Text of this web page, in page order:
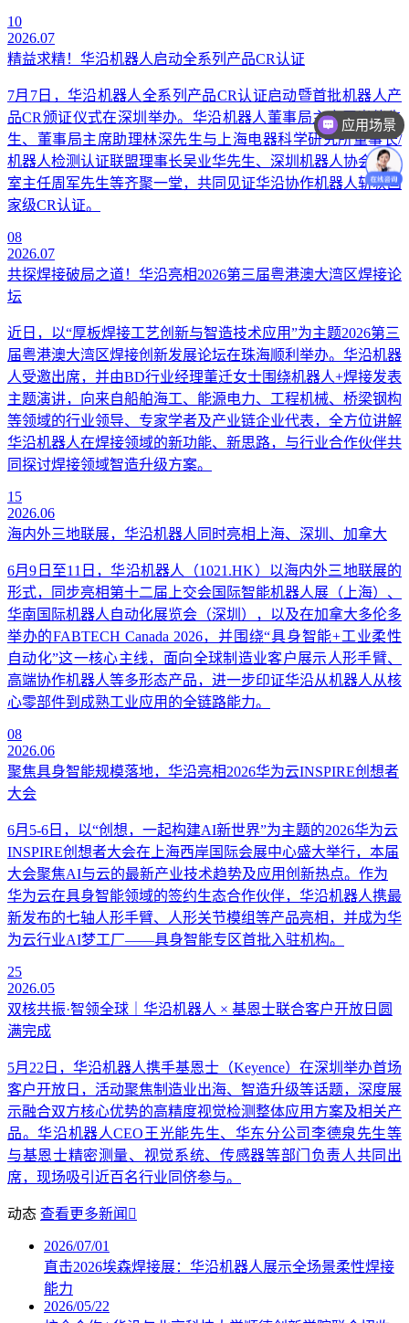
10
2026.07
精益求精！华沿机器人启动全系列产品CR认证
7月7日，华沿机器人全系列产品CR认证启动暨首批机器人产
品CR颁证仪式在深圳举办。华沿机器人董事局主席王光能先
生、董事局主席助理林深先生与上海电器科学研究所董事长/
机器人检测认证联盟理事长吴业华先生、深圳机器人协会办公
室主任周军先生等齐聚一堂，共同见证华沿协作机器人斩获国
家级CR认证。
08
2026.07
共探焊接破局之道！华沿亮相2026第三届粤港澳大湾区焊接论
坛
近日，以“厚板焊接工艺创新与智造技术应用”为主题2026第三
届粤港澳大湾区焊接创新发展论坛在珠海顺利举办。华沿机器
人受邀出席，并由BD行业经理董迁女士围绕机器人+焊接发表
主题演讲，向来自船舶海工、能源电力、工程机械、桥梁钢构
等领域的行业领导、专家学者及产业链企业代表，全方位讲解
华沿机器人在焊接领域的新功能、新思路，与行业合作伙伴共
同探讨焊接领域智造升级方案。
15
2026.06
海内外三地联展，华沿机器人同时亮相上海、深圳、加拿大
6月9日至11日，华沿机器人（1021.HK）以海内外三地联展的
形式，同步亮相第十二届上交会国际智能机器人展（上海）、
华南国际机器人自动化展览会（深圳），以及在加拿大多伦多
举办的FABTECH Canada 2026，并围绕“具身智能+工业柔性
自动化”这一核心主线，面向全球制造业客户展示人形手臂、
高端协作机器人等多形态产品，进一步印证华沿从机器人从核
心零部件到成熟工业应用的全链路能力。
08
2026.06
聚焦具身智能规模落地，华沿亮相2026华为云INSPIRE创想者
大会
6月5-6日，以“创想，一起构建AI新世界”为主题的2026华为云
INSPIRE创想者大会在上海西岸国际会展中心盛大举行，本届
大会聚焦AI与云的最新产业技术趋势及应用创新热点。作为
华为云在具身智能领域的签约生态合作伙伴，华沿机器人携最
新发布的七轴人形手臂、人形关节模组等产品亮相，并成为华
为云行业AI梦工厂——具身智能专区首批入驻机构。
25
2026.05
双核共振·智领全球｜华沿机器人 × 基恩士联合客户开放日圆
满完成
5月22日，华沿机器人携手基恩士（Keyence）在深圳举办首场
客户开放日，活动聚焦制造业出海、智造升级等话题，深度展
示融合双方核心优势的高精度视觉检测整体应用方案及相关产
品。华沿机器人CEO王光能先生、华东分公司李德泉先生等
与基恩士精密测量、视觉系统、传感器等部门负责人共同出
席，现场吸引近百名行业同侪参与。
动态 查看更多新闻
2026/07/01
直击2026埃森焊接展：华沿机器人展示全场景柔性焊接
能力
2026/05/22
应用场景
价格咨询